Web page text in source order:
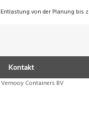
von der Planung bis
Kontakt
Containers BV